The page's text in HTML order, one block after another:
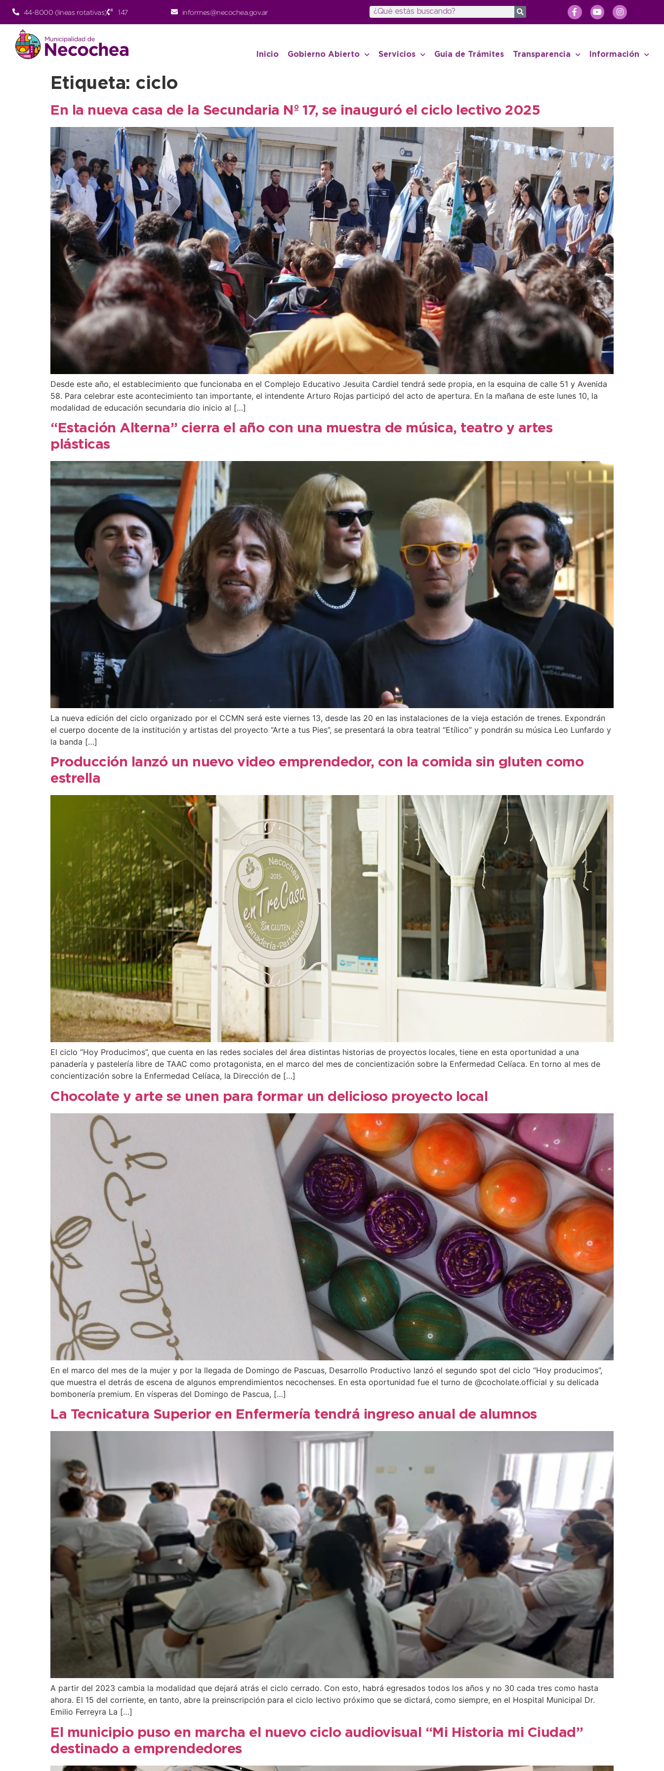
44-8000 (lineas rotativas) 147 informes@necochea.gov.ar
Inicio Gobierno Abierto Servicios Guia de Trámites Transparencia Información
Etiqueta: ciclo
En la nueva casa de la Secundaria Nº 17, se inauguró el ciclo lectivo 2025
Desde este año, el establecimiento que funcionaba en el Complejo Educativo Jesuita Cardiel tendrá sede propia, en la esquina de calle 51 y Avenida
58. Para celebrar este acontecimiento tan importante, el intendente Arturo Rojas participó del acto de apertura. En la mañana de este lunes 10, la
modalidad de educación secundaria dio inicio al […]
“Estación Alterna” cierra el año con una muestra de música, teatro y artes
plásticas
La nueva edición del ciclo organizado por el CCMN será este viernes 13, desde las 20 en las instalaciones de la vieja estación de trenes. Expondrán
el cuerpo docente de la institución y artistas del proyecto “Arte a tus Pies”, se presentará la obra teatral “Etílico” y pondrán su música Leo Lunfardo y
la banda […]
Producción lanzó un nuevo video emprendedor, con la comida sin gluten como
estrella
El ciclo “Hoy Producimos”, que cuenta en las redes sociales del área distintas historias de proyectos locales, tiene en esta oportunidad a una
panadería y pastelería libre de TAAC como protagonista, en el marco del mes de concientización sobre la Enfermedad Celíaca. En torno al mes de
concientización sobre la Enfermedad Celíaca, la Dirección de […]
Chocolate y arte se unen para formar un delicioso proyecto local
En el marco del mes de la mujer y por la llegada de Domingo de Pascuas, Desarrollo Productivo lanzó el segundo spot del ciclo “Hoy producimos”,
que muestra el detrás de escena de algunos emprendimientos necochenses. En esta oportunidad fue el turno de @cocholate.official y su delicada
bombonería premium. En vísperas del Domingo de Pascua, […]
La Tecnicatura Superior en Enfermería tendrá ingreso anual de alumnos
A partir del 2023 cambia la modalidad que dejará atrás el ciclo cerrado. Con esto, habrá egresados todos los años y no 30 cada tres como hasta
ahora. El 15 del corriente, en tanto, abre la preinscripción para el ciclo lectivo próximo que se dictará, como siempre, en el Hospital Municipal Dr.
Emilio Ferreyra La […]
El municipio puso en marcha el nuevo ciclo audiovisual “Mi Historia mi Ciudad”
destinado a emprendedores